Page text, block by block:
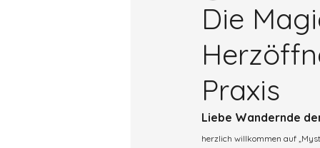
Die
Praxis
Liebe Wandernde
herzlich willkommen auf